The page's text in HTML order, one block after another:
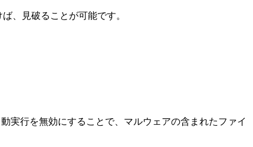
、見破ることが可能です。
実行を無効にすることで、マルウェアの含まれたファイ